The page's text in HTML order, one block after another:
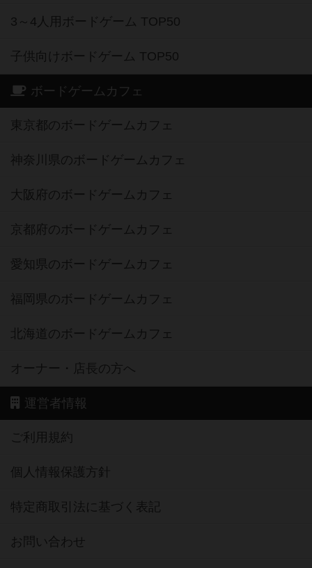
3～4人用ボードゲーム TOP50
子供向けボードゲーム TOP50
ボードゲームカフェ
東京都のボードゲームカフェ
神奈川県のボードゲームカフェ
大阪府のボードゲームカフェ
京都府のボードゲームカフェ
愛知県のボードゲームカフェ
福岡県のボードゲームカフェ
北海道のボードゲームカフェ
オーナー・店長の方へ
運営者情報
ご利用規約
個人情報保護方針
特定商取引法に基づく表記
お問い合わせ